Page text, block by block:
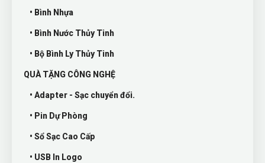
• Bình Nhựa
• Bình Nước Thủy Tinh
• Bộ Bình Ly Thủy Tinh
QUÀ TẶNG CÔNG NGHỆ
• Adapter - Sạc chuyển đổi.
• Pin Dự Phòng
• Sổ Sạc Cao Cấp
• USB In Logo